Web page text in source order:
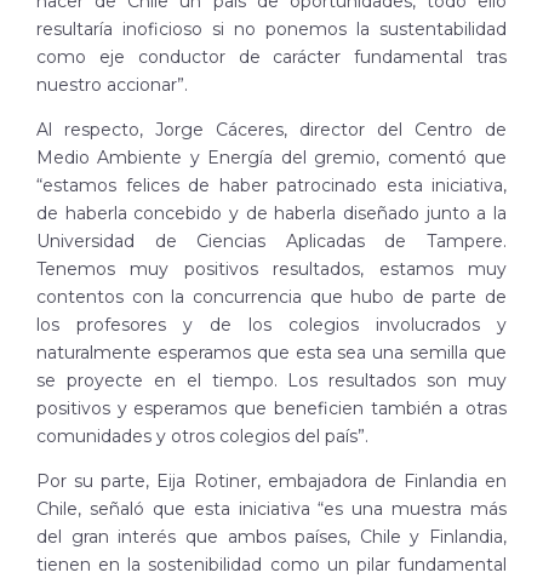
resultaría inoficioso si no ponemos la sustentabilidad
como eje conductor de carácter fundamental tras
nuestro accionar”.
Al respecto, Jorge Cáceres, director del Centro de
Medio Ambiente y Energía del gremio, comentó que
“estamos felices de haber patrocinado esta iniciativa,
de haberla concebido y de haberla diseñado junto a la
Universidad de Ciencias Aplicadas de Tampere.
Tenemos muy positivos resultados, estamos muy
contentos con la concurrencia que hubo de parte de
los profesores y de los colegios involucrados y
naturalmente esperamos que esta sea una semilla que
se proyecte en el tiempo. Los resultados son muy
positivos y esperamos que beneficien también a otras
comunidades y otros colegios del país”.
Por su parte, Eija Rotiner, embajadora de Finlandia en
Chile, señaló que esta iniciativa “es una muestra más
del gran interés que ambos países, Chile y Finlandia,
tienen en la sostenibilidad como un pilar fundamental